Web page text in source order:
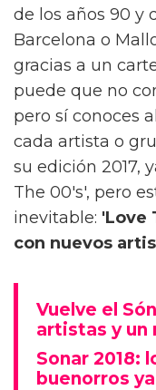
de los años 90 y
Barcelona o
gracias a un
puede que no
pero sí conoces
cada artista o
su edición 2017,
The 00's', pero
inevitable: 'Love
con nuevos
Vuelve el
artistas y un
Sonar 2018:
buenorros